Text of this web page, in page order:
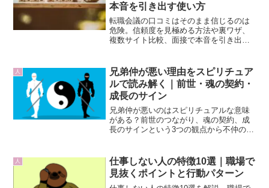
本音を引き出す使い方
転職会議の口コミはそのまま信じるのは
危険。信頼度を見極める方法や裏ワザ、
複数サイト比較、面接で本音を引き出す
人
兄弟仲が悪い理由をスピリチュア
ルで読み解く｜前世・魂の契約・
成長のサイン
兄弟仲が悪いのはスピリチュアルな意味
がある？前世のつながり、魂の契約、成
長のサインという3つの観点から不仲の理
人
仕事しない人の特徴10選｜職場で
見抜くポイントと行動パターン